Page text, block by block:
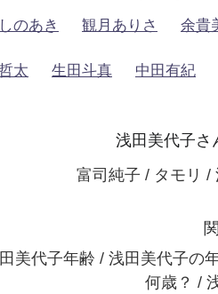
のあき 観月ありさ 余貴
太 生田斗真 中田有紀
浅田美代子さ
富司純子 / タモリ /
美代子年齢 / 浅田美代子の
何歳？ /